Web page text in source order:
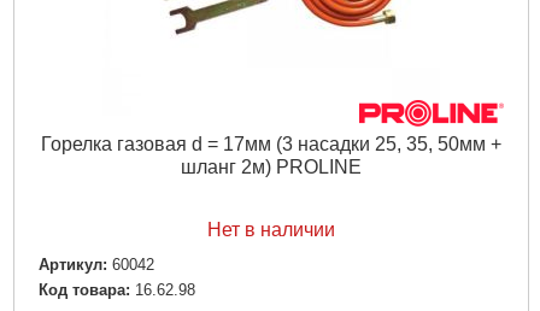
Горелка газовая d = 17мм (3 насадки 25, 35, 50мм +
шланг 2м) PROLINE
Нет в наличии
Артикул: 60042
Код товара: 16.62.98